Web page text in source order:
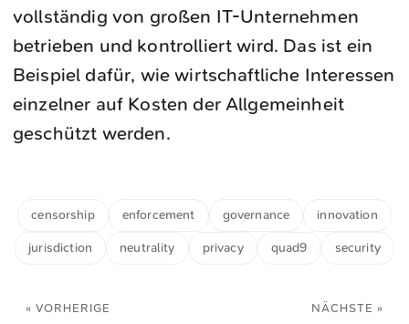
vollständig von großen IT-Unternehmen
betrieben und kontrolliert wird. Das ist ein
Beispiel dafür, wie wirtschaftliche Interessen
einzelner auf Kosten der Allgemeinheit
geschützt werden.
censorship enforcement governance innovation
jurisdiction neutrality privacy quad9 security
« VORHERIGE NÄCHSTE »